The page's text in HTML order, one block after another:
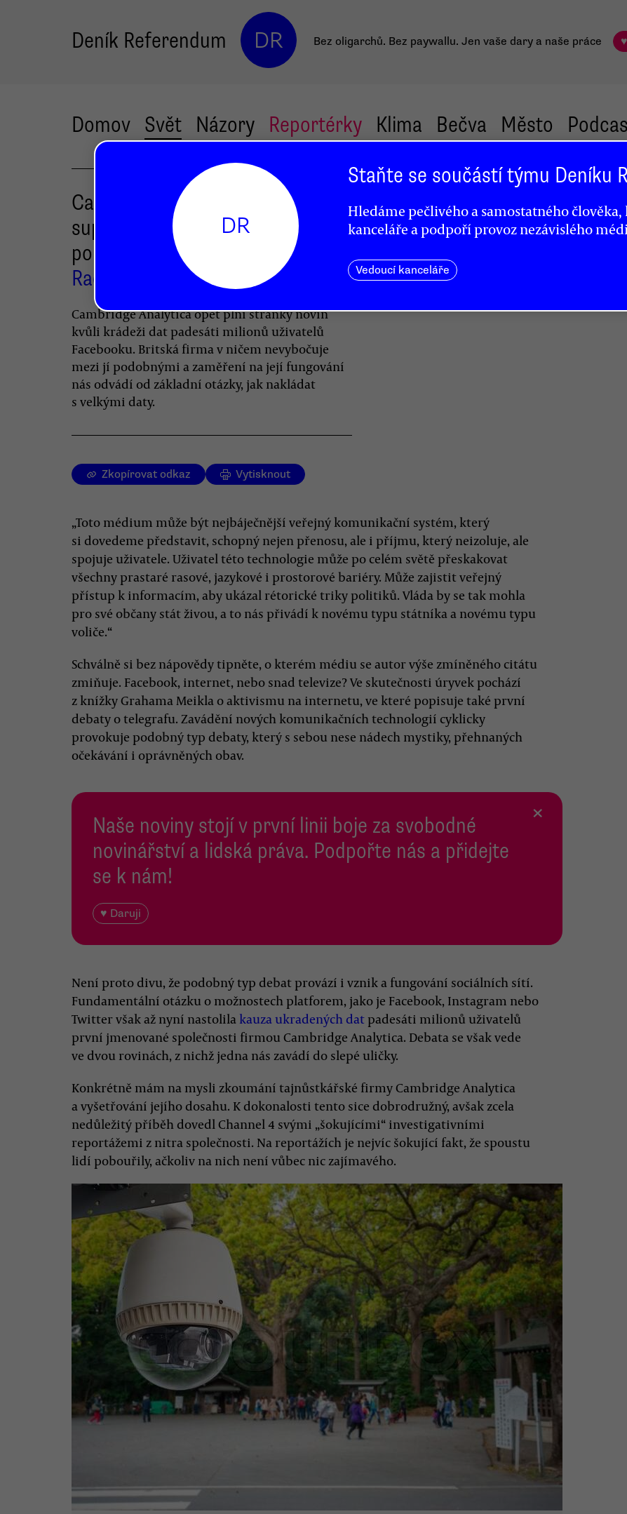
Deník Referendum DR Bez oligarchů. Bez paywallu. Jen vaše dary a naše práce
Domov Svět Názory Reportérky Klima Bečva Město
Cambridge Analytica nejsou
supermanové, spíše se ptejme
po právu na velká data
Radek Kubala
Cambridge Analytica opět plní stránky novin
kvůli krádeži dat padesáti milionů uživatelů
Facebooku. Britská firma v ničem nevybočuje
mezi jí podobnými a zaměření na její fungování
nás odvádí od základní otázky, jak nakládat
s velkými daty.
Zkopírovat odkaz Vytisknout
„Toto médium může být nejbáječnější veřejný komunikační systém, který
si dovedeme představit, schopný nejen přenosu, ale i příjmu, který neizoluje, ale
spojuje uživatele. Uživatel této technologie může po celém světě přeskakovat
všechny prastaré rasové, jazykové i prostorové bariéry. Může zajistit veřejný
přístup k informacím, aby ukázal rétorické triky politiků. Vláda by se tak mohla
pro své občany stát živou, a to nás přivádí k novému typu státníka a novému typu
voliče.“
Schválně si bez nápovědy tipněte, o kterém médiu se autor výše zmíněného citátu
zmiňuje. Facebook, internet, nebo snad televize? Ve skutečnosti úryvek pochází
z knížky Grahama Meikla o aktivismu na internetu, ve které popisuje také první
debaty o telegrafu. Zavádění nových komunikačních technologií cyklicky
provokuje podobný typ debaty, který s sebou nese nádech mystiky, přehnaných
očekávání i oprávněných obav.
Naše noviny stojí v první linii boje za svobodné
novinářství a lidská práva. Podpořte nás a přidejte
se k nám!
♥ Daruji
×
Není proto divu, že podobný typ debat provází i vznik a fungování sociálních sítí.
Fundamentální otázku o možnostech platforem, jako je Facebook, Instagram nebo
Twitter však až nyní nastolila kauza ukradených dat padesáti milionů uživatelů
první jmenované společnosti firmou Cambridge Analytica. Debata se však vede
ve dvou rovinách, z nichž jedna nás zavádí do slepé uličky.
Konkrétně mám na mysli zkoumání tajnůstkářské firmy Cambridge Analytica
a vyšetřování jejího dosahu. K dokonalosti tento sice dobrodružný, avšak zcela
nedůležitý příběh dovedl Channel 4 svými „šokujícími“ investigativními
reportážemi z nitra společnosti. Na reportážích je nejvíc šokující fakt, že spoustu
lidí pobouřily, ačkoliv na nich není vůbec nic zajímavého.
DR
Staňte se součástí týmu Deníku
Hledáme pečlivého a samostatného
kanceláře a podpoří provoz nezávislého
Vedoucí kanceláře